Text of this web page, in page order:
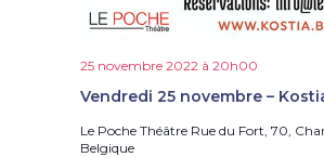
Vendredi 25 novembre –
25 novembre 2022 à 20h00
Le Poche Théâtre Rue du Fort, 70,
Belgique